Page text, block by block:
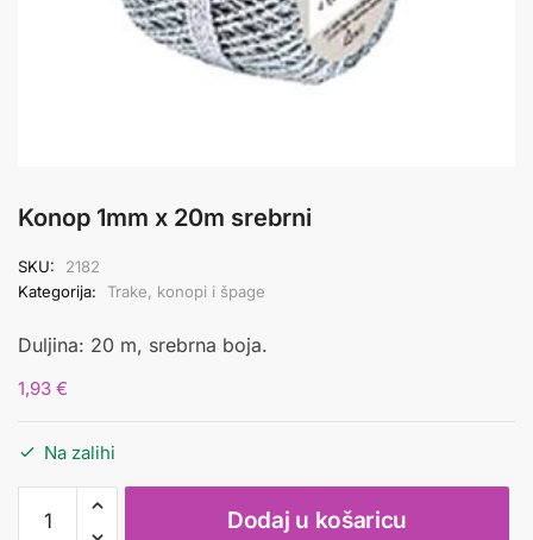
Konop 1mm x 20m srebrni
SKU:
2182
Kategorija:
Trake, konopi i špage
Duljina: 20 m, srebrna boja.
1,93 €
Na zalihi
1mm
Dodaj u košaricu